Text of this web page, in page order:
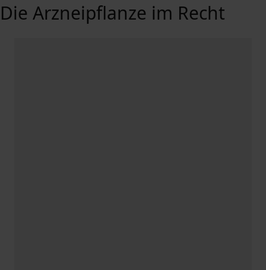
Die Arzneipflanze im Recht